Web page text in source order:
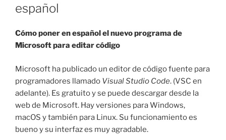
español
Cómo poner en español el nuevo programa de
Microsoft para editar código
Microsoft ha publicado un editor de código fuente para
programadores llamado Visual Studio Code. (VSC en
adelante). Es gratuito y se puede descargar desde la
web de Microsoft. Hay versiones para Windows,
macOS y también para Linux. Su funcionamiento es
bueno y su interfaz es muy agradable.